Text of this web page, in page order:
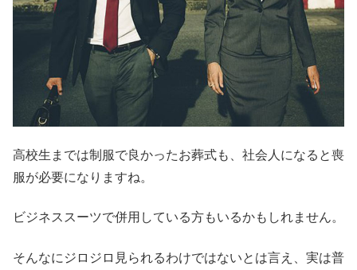
高校生までは制服で良かったお葬式も、社会人になると喪
服が必要になりますね。
ビジネススーツで併用している方もいるかもしれません。
そんなにジロジロ見られるわけではないとは言え、実は普